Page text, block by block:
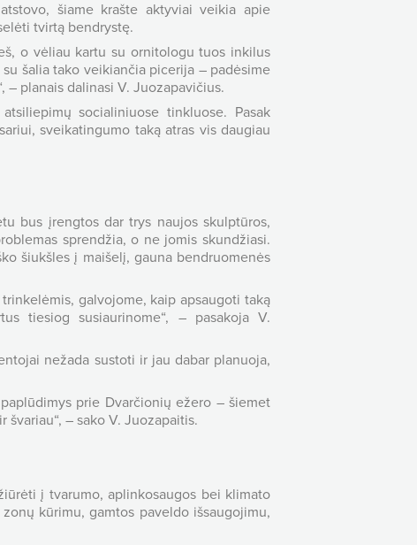
šiame krašte aktyviai veikia apie
tvirtą bendrystę.
o vėliau kartu su ornitologu tuos inkilus
šalia tako veikiančia picerija – padėsime
planais dalinasi V. Juozapavičius.
socialiniuose tinkluose. Pasak
sveikatingumo taką atras vis daugiau
bus įrengtos dar trys naujos skulptūros,
sprendžia, o ne jomis skundžiasi.
šiukšles į maišelį, gauna bendruomenės
galvojome, kaip apsaugoti taką
tiesiog susiaurinome“, – pasakoja V.
nežada sustoti ir jau dabar planuoja,
prie Dvarčionių ežero – šiemet
– sako V. Juozapaitis.
į tvarumo, aplinkosaugos bei klimato
kūrimu, gamtos paveldo išsaugojimu,